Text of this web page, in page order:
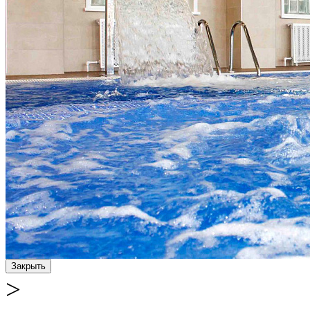
Закрыть
>